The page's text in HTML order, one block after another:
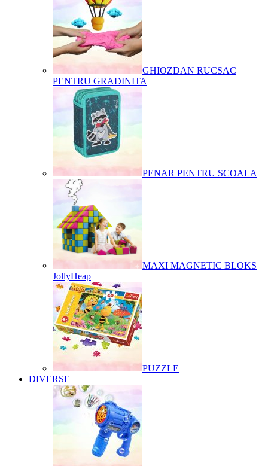
GHIOZDAN RUCSAC
PENTRU GRADINITA
PENAR PENTRU SCOALA
MAXI MAGNETIC BLOKS
JollyHeap
PUZZLE
DIVERSE